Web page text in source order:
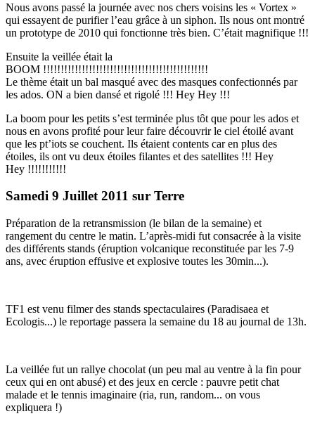
Nous avons passé la journée avec nos chers voisins les « Vortex »
qui essayent de purifier l’eau grâce à un siphon. Ils nous ont montré
un prototype de 2010 qui fonctionne très bien. C’était magnifique !!!
Ensuite la veillée était la
BOOM !!!!!!!!!!!!!!!!!!!!!!!!!!!!!!!!!!!!!!!!!!!!!!!
Le thème était un bal masqué avec des masques confectionnés par
les ados. ON a bien dansé et rigolé !!! Hey Hey !!!
La boom pour les petits s’est terminée plus tôt que pour les ados et
nous en avons profité pour leur faire découvrir le ciel étoilé avant
que les pt’iots se couchent. Ils étaient contents car en plus des
étoiles, ils ont vu deux étoiles filantes et des satellites !!! Hey
Hey !!!!!!!!!!!
Samedi 9 Juillet 2011 sur Terre
Préparation de la retransmission (le bilan de la semaine) et
rangement du centre le matin. L’après-midi fut consacrée à la visite
des différents stands (éruption volcanique reconstituée par les 7-9
ans, avec éruption effusive et explosive toutes les 30min...).
TF1 est venu filmer des stands spectaculaires (Paradisaea et
Ecologis...) le reportage passera la semaine du 18 au journal de 13h.
La veillée fut un rallye chocolat (un peu mal au ventre à la fin pour
ceux qui en ont abusé) et des jeux en cercle : pauvre petit chat
malade et le tennis imaginaire (ria, run, random... on vous
expliquera !)